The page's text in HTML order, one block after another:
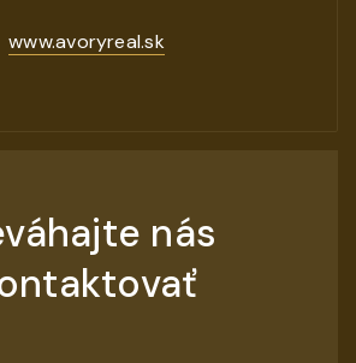
www.avoryreal.sk
nás